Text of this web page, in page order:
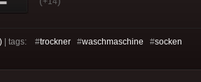
| tags: #trockner #waschmaschine #socken